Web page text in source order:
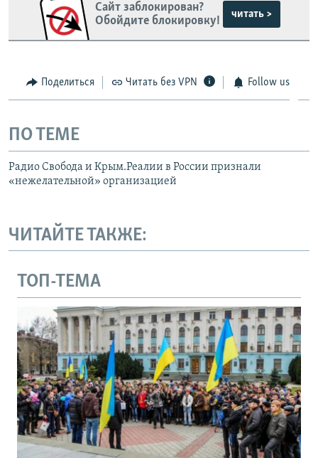
Сайт заблокирован?
Обойдите блокировку!
читать >
Поделиться Читать без VPN Follow us
ПО ТЕМЕ
Радио Свобода и Крым.Реалии в России признали
«нежелательной» организацией
ЧИТАЙТЕ ТАКЖЕ:
ТОП-ТЕМА